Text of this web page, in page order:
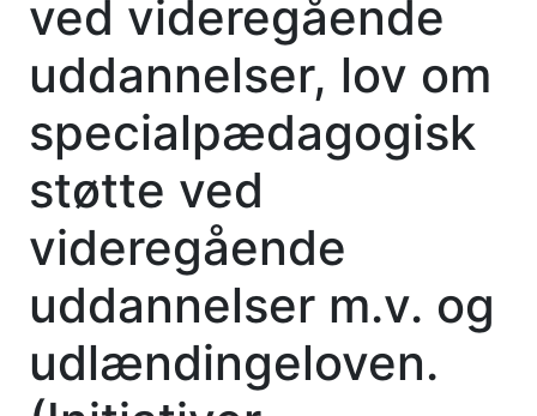
ved videregående
uddannelser, lov om
specialpædagogisk
støtte ved
videregående
uddannelser m.v. og
udlændingeloven.